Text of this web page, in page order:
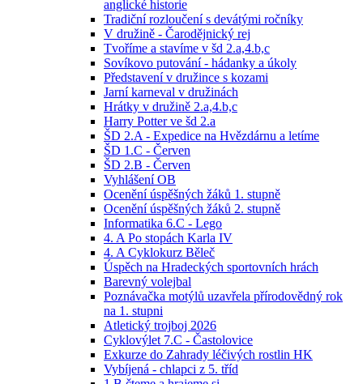
anglické historie
Tradiční rozloučení s devátými ročníky
V družině - Čarodějnický rej
Tvoříme a stavíme v šd 2.a,4.b,c
Sovíkovo putování - hádanky a úkoly
Představení v družince s kozami
Jarní karneval v družinách
Hrátky v družině 2.a,4.b,c
Harry Potter ve šd 2.a
ŠD 2.A - Expedice na Hvězdárnu a letíme
ŠD 1.C - Červen
ŠD 2.B - Červen
Vyhlášení OB
Ocenění úspěšných žáků 1. stupně
Ocenění úspěšných žáků 2. stupně
Informatika 6.C - Lego
4. A Po stopách Karla IV
4. A Cyklokurz Běleč
Úspěch na Hradeckých sportovních hrách
Barevný volejbal
Poznávačka motýlů uzavřela přírodovědný rok
na 1. stupni
Atletický trojboj 2026
Cyklovýlet 7.C - Častolovice
Exkurze do Zahrady léčivých rostlin HK
Vybíjená - chlapci z 5. tříd